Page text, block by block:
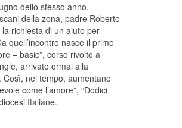
dello stesso anno,
della zona, padre Roberto
richiesta di un aiuto per
quell’incontro nasce il primo
– basic”, corso rivolto a
arrivato ormai alla
nel tempo, aumentano
come l’amore”, “Dodici
Italiane.